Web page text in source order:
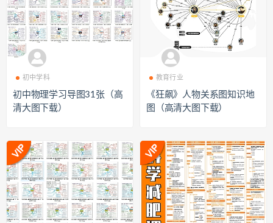
初中学科
初中物理学习导图31张（高
清大图下载）
教育行业
《狂飙》人物关系图知识地
图（高清大图下载）